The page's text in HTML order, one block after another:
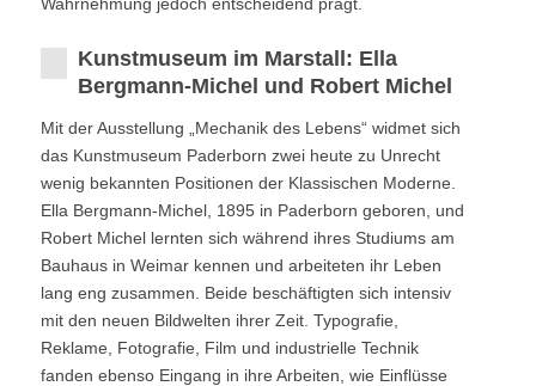
Wahrnehmung jedoch entscheidend prägt.
Kunstmuseum im Marstall: Ella
Bergmann-Michel und Robert Michel
Mit der Ausstellung „Mechanik des Lebens“ widmet sich
das Kunstmuseum Paderborn zwei heute zu Unrecht
wenig bekannten Positionen der Klassischen Moderne.
Ella Bergmann-Michel, 1895 in Paderborn geboren, und
Robert Michel lernten sich während ihres Studiums am
Bauhaus in Weimar kennen und arbeiteten ihr Leben
lang eng zusammen. Beide beschäftigten sich intensiv
mit den neuen Bildwelten ihrer Zeit. Typografie,
Reklame, Fotografie, Film und industrielle Technik
fanden ebenso Eingang in ihre Arbeiten, wie Einflüsse